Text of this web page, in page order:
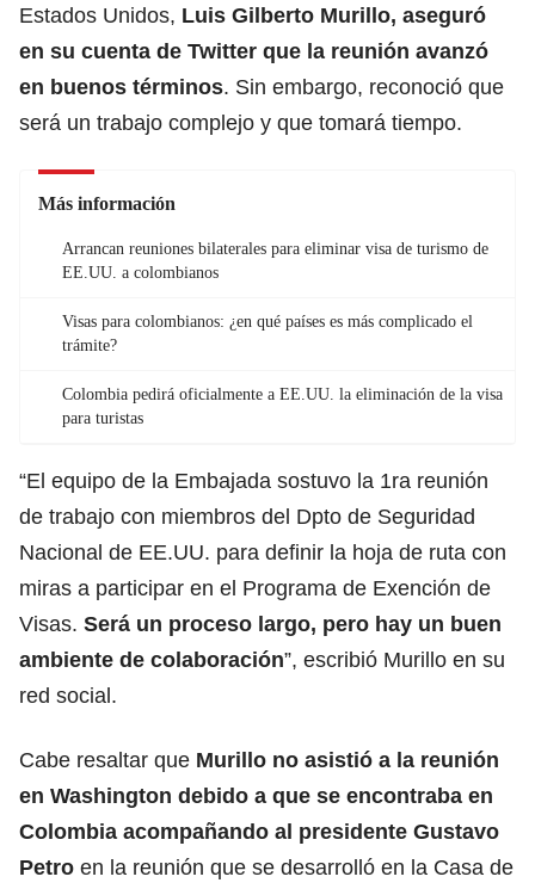
Estados Unidos, Luis Gilberto Murillo, aseguró
en su cuenta de Twitter que la reunión avanzó
en buenos términos. Sin embargo, reconoció que
será un trabajo complejo y que tomará tiempo.
Más información
Arrancan reuniones bilaterales para eliminar visa de turismo de
EE.UU. a colombianos
Visas para colombianos: ¿en qué países es más complicado el
trámite?
Colombia pedirá oficialmente a EE.UU. la eliminación de la visa
para turistas
“El equipo de la Embajada sostuvo la 1ra reunión
de trabajo con miembros del Dpto de Seguridad
Nacional de EE.UU. para definir la hoja de ruta con
miras a participar en el Programa de Exención de
Visas. Será un proceso largo, pero hay un buen
ambiente de colaboración”, escribió Murillo en su
red social.
Cabe resaltar que Murillo no asistió a la reunión
en Washington debido a que se encontraba en
Colombia acompañando al presidente Gustavo
Petro en la reunión que se desarrolló en la Casa de